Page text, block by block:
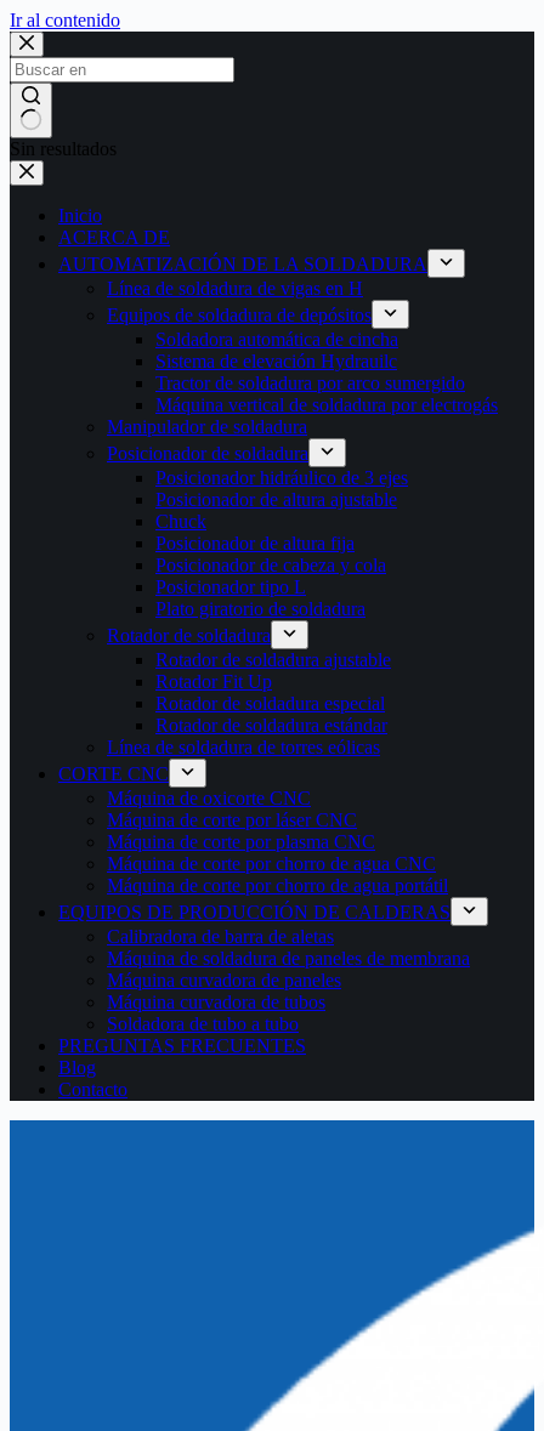
Ir al contenido
Sin resultados
Inicio
ACERCA DE
AUTOMATIZACIÓN DE LA SOLDADURA
Línea de soldadura de vigas en H
Equipos de soldadura de depósitos
Soldadora automática de cincha
Sistema de elevación Hydrauilc
Tractor de soldadura por arco sumergido
Máquina vertical de soldadura por electrogás
Manipulador de soldadura
Posicionador de soldadura
Posicionador hidráulico de 3 ejes
Posicionador de altura ajustable
Chuck
Posicionador de altura fija
Posicionador de cabeza y cola
Posicionador tipo L
Plato giratorio de soldadura
Rotador de soldadura
Rotador de soldadura ajustable
Rotador Fit Up
Rotador de soldadura especial
Rotador de soldadura estándar
Línea de soldadura de torres eólicas
CORTE CNC
Máquina de oxicorte CNC
Máquina de corte por láser CNC
Máquina de corte por plasma CNC
Máquina de corte por chorro de agua CNC
Máquina de corte por chorro de agua portátil
EQUIPOS DE PRODUCCIÓN DE CALDERAS
Calibradora de barra de aletas
Máquina de soldadura de paneles de membrana
Máquina curvadora de paneles
Máquina curvadora de tubos
Soldadora de tubo a tubo
PREGUNTAS FRECUENTES
Blog
Contacto